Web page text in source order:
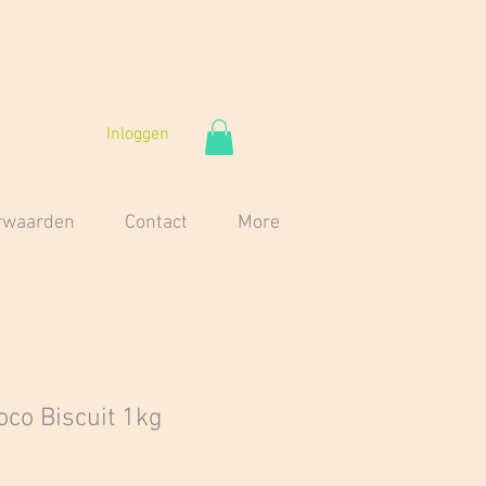
Inloggen
Contact More
Biscuit 1kg